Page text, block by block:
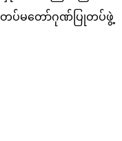
မတော်ဂုဏ်ပြုတပ်ဖွဲ့